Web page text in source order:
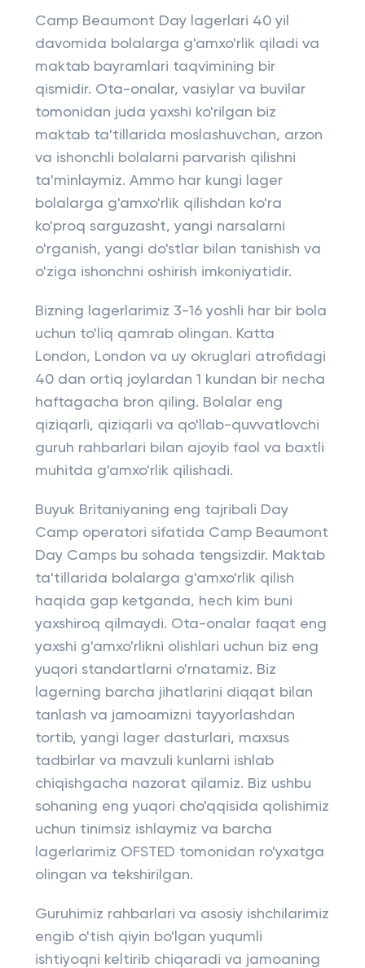
Camp Beaumont Day lagerlari 40 yil
davomida bolalarga g'amxo'rlik qiladi va
maktab bayramlari taqvimining bir
qismidir. Ota-onalar, vasiylar va buvilar
tomonidan juda yaxshi ko'rilgan biz
maktab ta'tillarida moslashuvchan, arzon
va ishonchli bolalarni parvarish qilishni
ta'minlaymiz. Ammo har kungi lager
bolalarga g'amxo'rlik qilishdan ko'ra
ko'proq sarguzasht, yangi narsalarni
o'rganish, yangi do'stlar bilan tanishish va
o'ziga ishonchni oshirish imkoniyatidir.
Bizning lagerlarimiz 3-16 yoshli har bir bola
uchun to'liq qamrab olingan. Katta
London, London va uy okruglari atrofidagi
40 dan ortiq joylardan 1 kundan bir necha
haftagacha bron qiling. Bolalar eng
qiziqarli, qiziqarli va qo'llab-quvvatlovchi
guruh rahbarlari bilan ajoyib faol va baxtli
muhitda g'amxo'rlik qilishadi.
Buyuk Britaniyaning eng tajribali Day
Camp operatori sifatida Camp Beaumont
Day Camps bu sohada tengsizdir. Maktab
ta'tillarida bolalarga g'amxo'rlik qilish
haqida gap ketganda, hech kim buni
yaxshiroq qilmaydi. Ota-onalar faqat eng
yaxshi g'amxo'rlikni olishlari uchun biz eng
yuqori standartlarni o'rnatamiz. Biz
lagerning barcha jihatlarini diqqat bilan
tanlash va jamoamizni tayyorlashdan
tortib, yangi lager dasturlari, maxsus
tadbirlar va mavzuli kunlarni ishlab
chiqishgacha nazorat qilamiz. Biz ushbu
sohaning eng yuqori cho'qqisida qolishimiz
uchun tinimsiz ishlaymiz va barcha
lagerlarimiz OFSTED tomonidan ro'yxatga
olingan va tekshirilgan.
Guruhimiz rahbarlari va asosiy ishchilarimiz
engib o'tish qiyin bo'lgan yuqumli
ishtiyoqni keltirib chiqaradi va jamoaning